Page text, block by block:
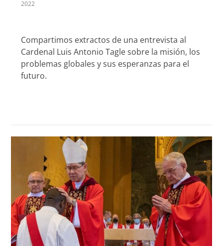
2022
Compartimos extractos de una entrevista al
Cardenal Luis Antonio Tagle sobre la misión, los
problemas globales y sus esperanzas para el
futuro.